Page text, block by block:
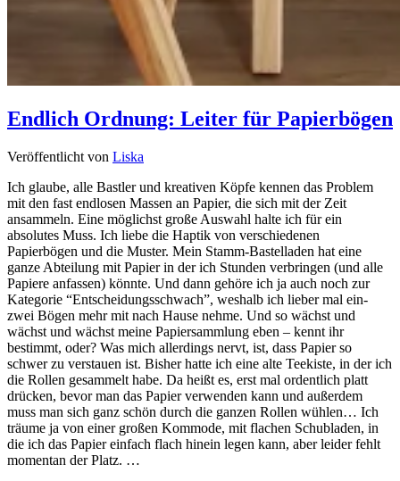
Endlich Ordnung: Leiter für Papierbögen
Veröffentlicht von Liska
Ich glaube, alle Bastler und kreativen Köpfe kennen das Problem
mit den fast endlosen Massen an Papier, die sich mit der Zeit
ansammeln. Eine möglichst große Auswahl halte ich für ein
absolutes Muss. Ich liebe die Haptik von verschiedenen
Papierbögen und die Muster. Mein Stamm-Bastelladen hat eine
ganze Abteilung mit Papier in der ich Stunden verbringen (und alle
Papiere anfassen) könnte. Und dann gehöre ich ja auch noch zur
Kategorie “Entscheidungsschwach”, weshalb ich lieber mal ein-
zwei Bögen mehr mit nach Hause nehme. Und so wächst und
wächst und wächst meine Papiersammlung eben – kennt ihr
bestimmt, oder? Was mich allerdings nervt, ist, dass Papier so
schwer zu verstauen ist. Bisher hatte ich eine alte Teekiste, in der ich
die Rollen gesammelt habe. Da heißt es, erst mal ordentlich platt
drücken, bevor man das Papier verwenden kann und außerdem
muss man sich ganz schön durch die ganzen Rollen wühlen… Ich
träume ja von einer großen Kommode, mit flachen Schubladen, in
die ich das Papier einfach flach hinein legen kann, aber leider fehlt
momentan der Platz. …